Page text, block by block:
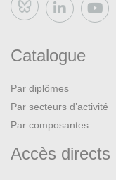
Bluesky
Catalogue
Par diplômes
Par secteurs d’activité
Par composantes
Accès directs